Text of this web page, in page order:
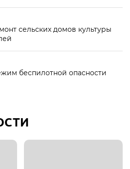
сельских домов культуры
беспилотной опасности